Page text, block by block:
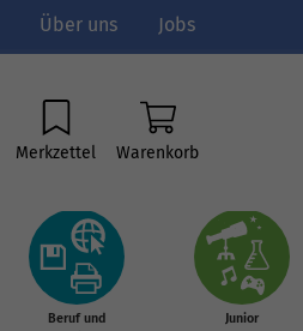
Über uns Jobs
Merkzettel Warenkorb
Beruf und
Junior